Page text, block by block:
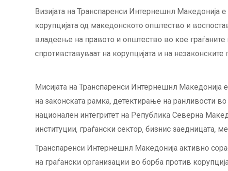
Визијата на Транспаренси Интернешнл Македонија
корупцијата од македонското општество и
владеење на правото и општество во кое граѓаните
спротивставуваат на корупцијата и на незаконските
Мисијата на Транспаренси Интернешнл Македонија
на законската рамка, детектирање на ранливости
национален интегритет на Република Северна
институции, граѓански сектор, бизнис заедницата,
Транспаренси Интернешнл Македонија активно
на граѓански организации во борба против